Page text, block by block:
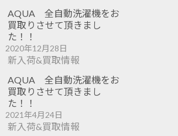
AQUA 全自動洗濯機をお
買取りさせて頂きまし
た！！
2020年12月28日
新入荷&買取情報
AQUA 全自動洗濯機をお
買取りさせて頂きまし
た！！
2021年4月24日
新入荷&買取情報